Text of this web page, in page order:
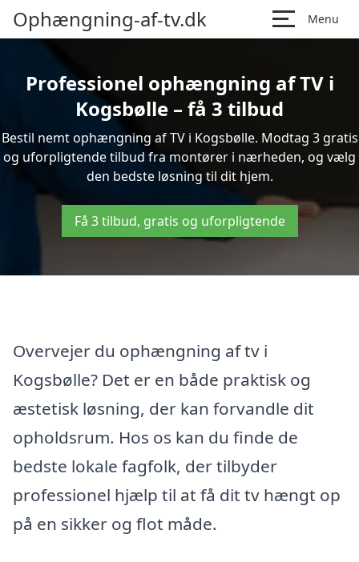
Ophængning-af-tv.dk Menu
Professionel ophængning af TV i
Kogsbølle – få 3 tilbud
Bestil nemt ophængning af TV i Kogsbølle. Modtag 3 gratis
og uforpligtende tilbud fra montører i nærheden, og vælg
den bedste løsning til dit hjem.
Få 3 tilbud, gratis og uforpligtende
Overvejer du ophængning af tv i
Kogsbølle? Det er en både praktisk og
æstetisk løsning, der kan forvandle dit
opholdsrum. Hos os kan du finde de
bedste lokale fagfolk, der tilbyder
professionel hjælp til at få dit tv hængt op
på en sikker og flot måde.